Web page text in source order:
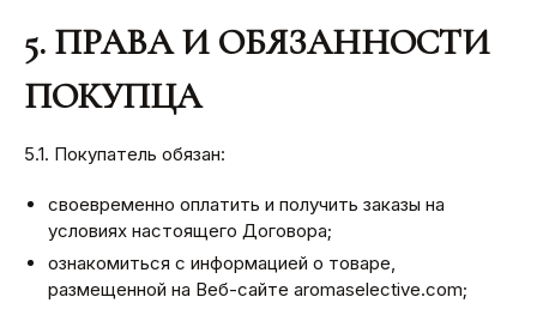
5. ПРАВА И ОБЯЗАННОСТИ
ПОКУПЦА
5.1. Покупатель обязан:
своевременно оплатить и получить заказы на
условиях настоящего Договора;
ознакомиться с информацией о товаре,
размещенной на Веб-сайте aromaselective.com;